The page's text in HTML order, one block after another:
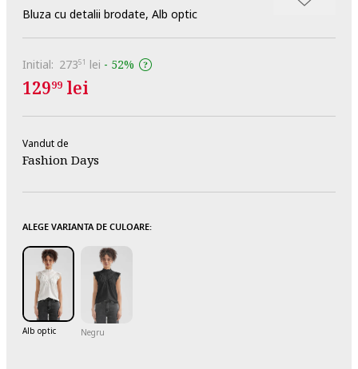
Bluza cu detalii brodate, Alb optic
Initial: 27351 lei - 52%
12999 lei
Vandut de
Fashion Days
ALEGE VARIANTA DE CULOARE:
Alb optic Negru